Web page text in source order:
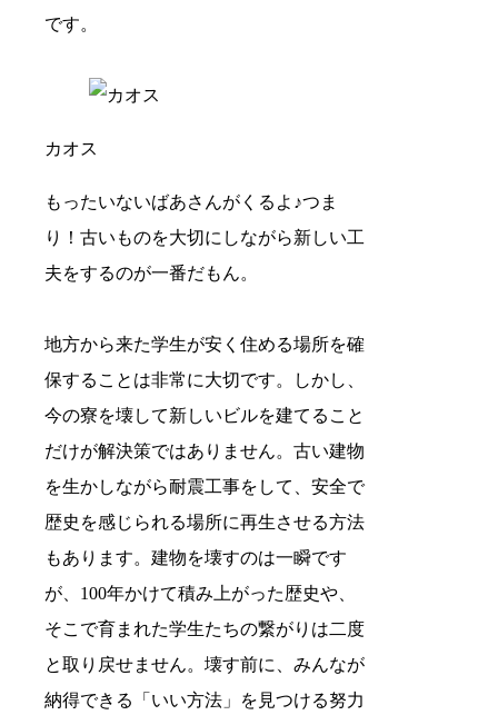
です。
カオス
もったいないばあさんがくるよ♪つま
り！古いものを大切にしながら新しい工
夫をするのが一番だもん。
地方から来た学生が安く住める場所を確
保することは非常に大切です。しかし、
今の寮を壊して新しいビルを建てること
だけが解決策ではありません。古い建物
を生かしながら耐震工事をして、安全で
歴史を感じられる場所に再生させる方法
もあります。建物を壊すのは一瞬です
が、100年かけて積み上がった歴史や、
そこで育まれた学生たちの繋がりは二度
と取り戻せません。壊す前に、みんなが
納得できる「いい方法」を見つける努力